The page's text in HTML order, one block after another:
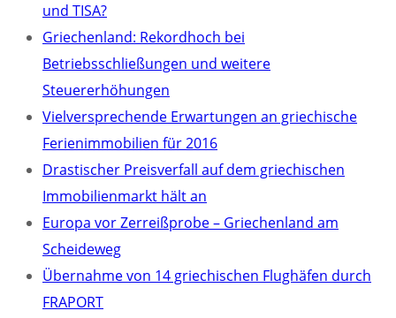
und TISA?
Griechenland: Rekordhoch bei
Betriebsschließungen und weitere
Steuererhöhungen
Vielversprechende Erwartungen an griechische
Ferienimmobilien für 2016
Drastischer Preisverfall auf dem griechischen
Immobilienmarkt hält an
Europa vor Zerreißprobe – Griechenland am
Scheideweg
Übernahme von 14 griechischen Flughäfen durch
FRAPORT